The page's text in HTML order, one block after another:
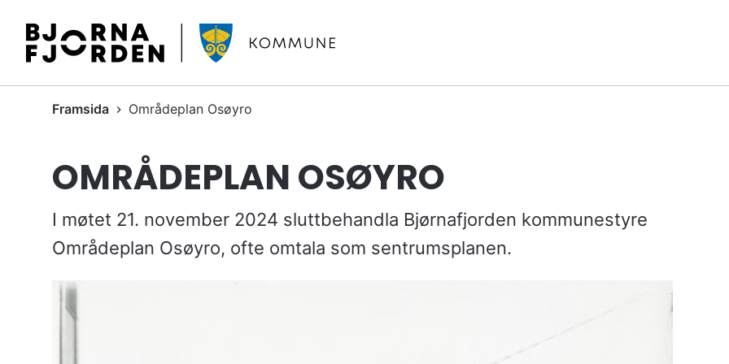
B
D
r
h
e
r
:
Framsida Områdeplan Osøyro
OMRÅDEPLAN OSØYRO
I møtet 21. november 2024 sluttbehandla Bjørnafjorden kommunestyre
Områdeplan Osøyro, ofte omtala som sentrumsplanen.